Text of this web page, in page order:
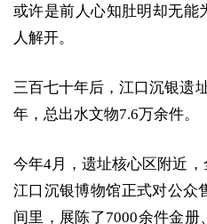
或许是前人心知肚明却无能
人解开。
三百七十年后，江口沉银遗
年，总出水文物7.6万余件。
今年4月，遗址核心区附近
江口沉银博物馆正式对公众
间里，展陈了7000余件金